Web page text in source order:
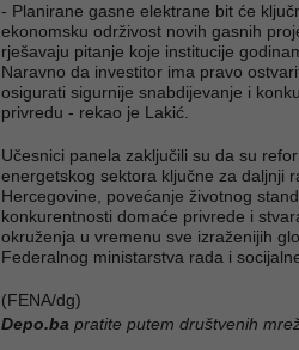
- Planirane gasne elektrane bit će
ekonomsku održivost novih gasnih
rješavaju pitanje koje institucije
Naravno da investitor ima pravo
osigurati sigurnije snabdijevanje i
privredu - rekao je Lakić.
Učesnici panela zaključili su da su
energetskog sektora ključne za daljnji
Hercegovine, povećanje životnog
konkurentnosti domaće privrede i
okruženja u vremenu sve izraženijih
Federalnog ministarstva rada i
(FENA/dg)
Depo.ba pratite putem društvenih